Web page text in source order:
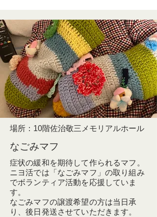
場所：10階佐治敬三メモリアルホール
なごみマフ
症状の緩和を期待して作られるマフ。
ニヨ活では 「なごみマフ」の取り組み
でボランティア活動を応援していま
す。
なごみマフの譲渡希望の方は当日承
り、後日発送させていただきます。